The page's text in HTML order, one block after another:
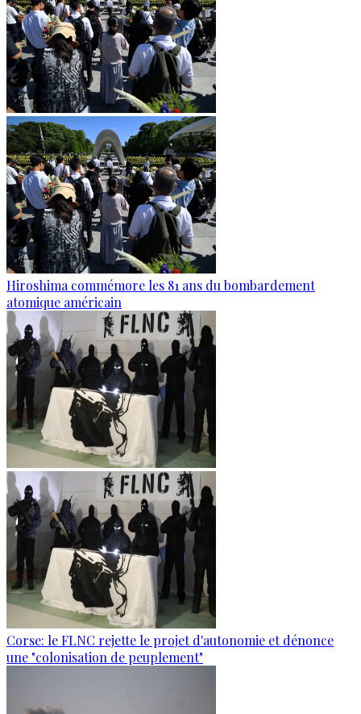
Hiroshima commémore les 81 ans du bombardement
atomique américain
Corse: le FLNC rejette le projet d'autonomie et dénonce
une "colonisation de peuplement"